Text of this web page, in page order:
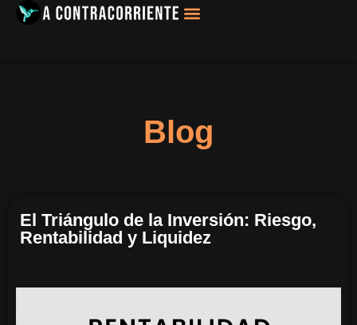
Blog
El Triángulo de la Inversión: Riesgo,
Rentabilidad y Liquidez